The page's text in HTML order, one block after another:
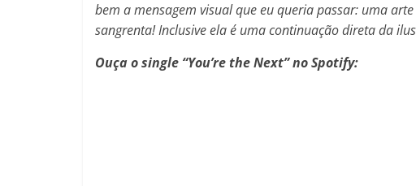
bem a mensagem visual que eu queria passar: uma
sangrenta! Inclusive ela é uma continuação direta da
Ouça o single “You’re the Next” no Spotify: